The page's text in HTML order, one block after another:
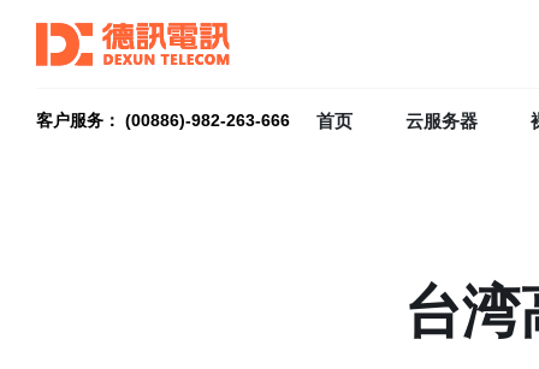
客户服务： (00886)-982-263-666 首页 云服务器
台湾